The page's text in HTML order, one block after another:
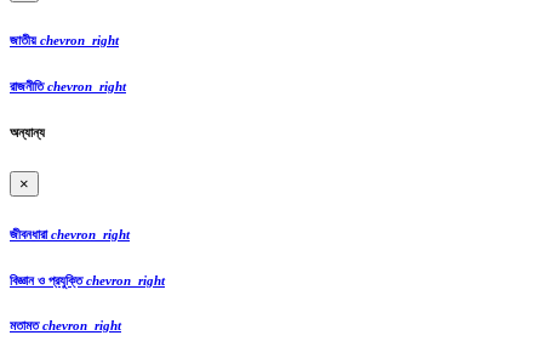
জাতীয়chevron_right
রাজনীতিchevron_right
অন্যান্য
×
জীবনধারাchevron_right
বিজ্ঞান ও প্রযুক্তিchevron_right
মতামতchevron_right